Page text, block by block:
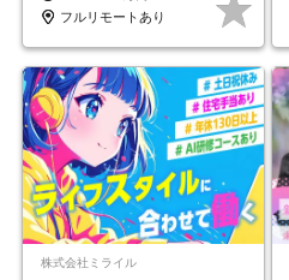
フルリモートあり
株式会社ミライル